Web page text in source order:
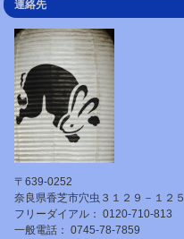
連絡先
〒639-0252
奈良県香芝市穴虫３１２９－１２５
フリーダイアル： 0120-710-813
一般電話： 0745-78-7859